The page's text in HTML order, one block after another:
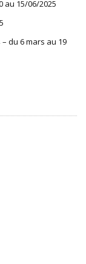
au 15/06/2025
du 6 mars au 19